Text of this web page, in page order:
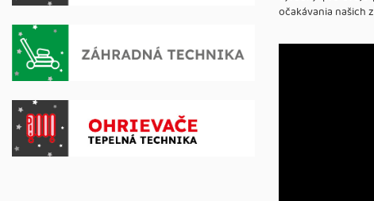
očakávania našich